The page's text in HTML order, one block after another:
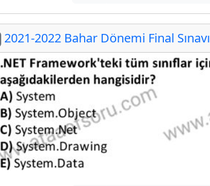
2021-2022 Bahar Dönemi Final Sınavı